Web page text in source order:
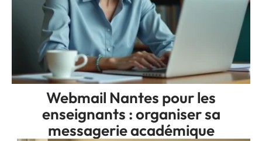
Webmail Nantes pour les
enseignants : organiser sa
messagerie académique